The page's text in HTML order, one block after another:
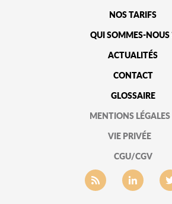
NOS TARIFS
QUI SOMMES-NOUS
ACTUALITÉS
CONTACT
GLOSSAIRE
MENTIONS LÉGALES
VIE PRIVÉE
CGU/CGV